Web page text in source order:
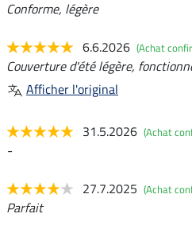
Conforme, légère
6.6.2026 (Achat
Couverture d'été légère,
Afficher l'original
31.5.2026 (Achat
-
27.7.2025 (Achat
Parfait